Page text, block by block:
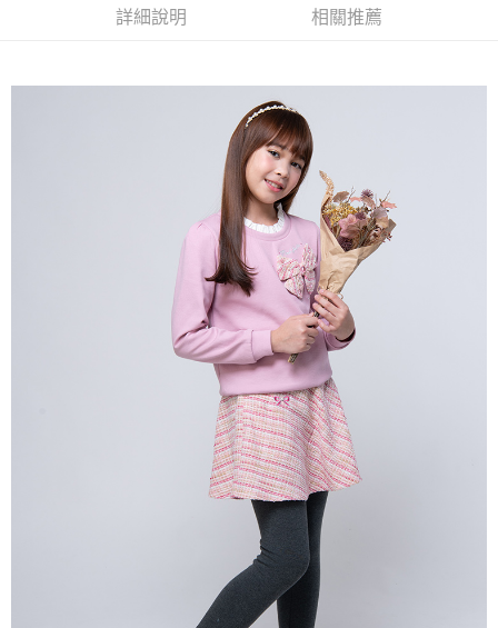
每筆NT$80，滿NT$2,000(含以上)免運費
詳細說明 相關推薦